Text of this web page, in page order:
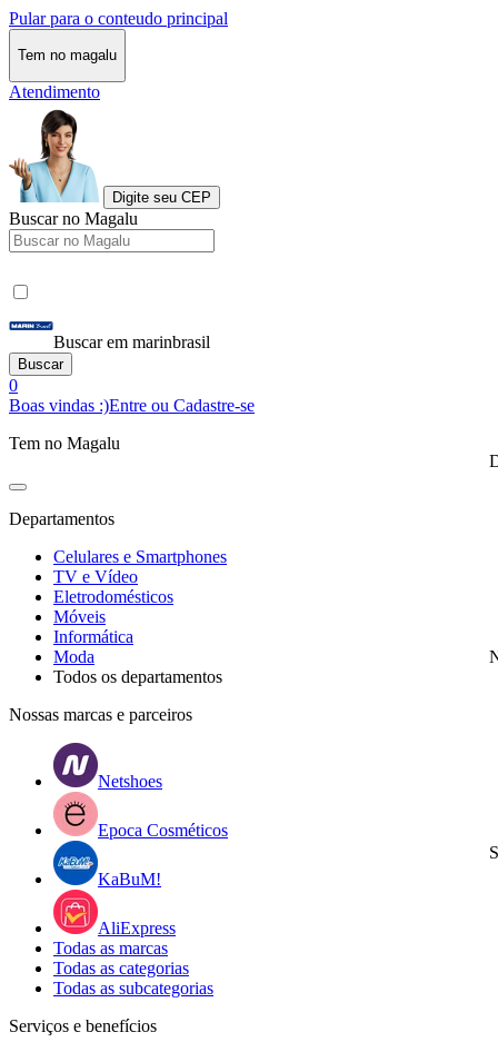
Pular para o conteudo principal
Tem no magalu
Atendimento
Digite seu CEP
Buscar no Magalu
Buscar em marinbrasil
Buscar
0
Boas vindas :)Entre ou Cadastre-se
Tem no Magalu
Departamentos
Celulares e Smartphones
TV e Vídeo
Eletrodomésticos
Móveis
Informática
Moda
Todos os departamentos
Nossas marcas e parceiros
Netshoes
Epoca Cosméticos
KaBuM!
AliExpress
Todas as marcas
Todas as categorias
Todas as subcategorias
Serviços e benefícios